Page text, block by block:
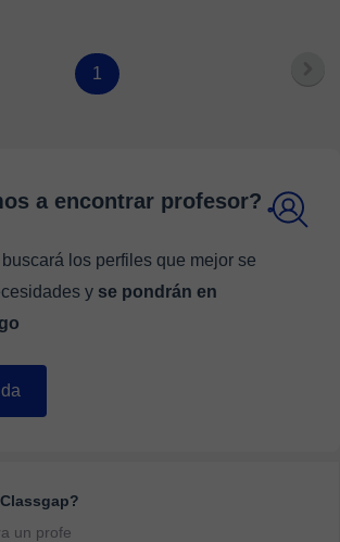
1
a encontrar profesor?
los perfiles que mejor se
y se pondrán en
un profe